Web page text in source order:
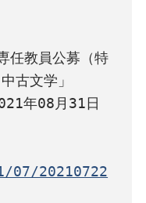
任教員公募（特
古文学」
年08月31日
07/20210722